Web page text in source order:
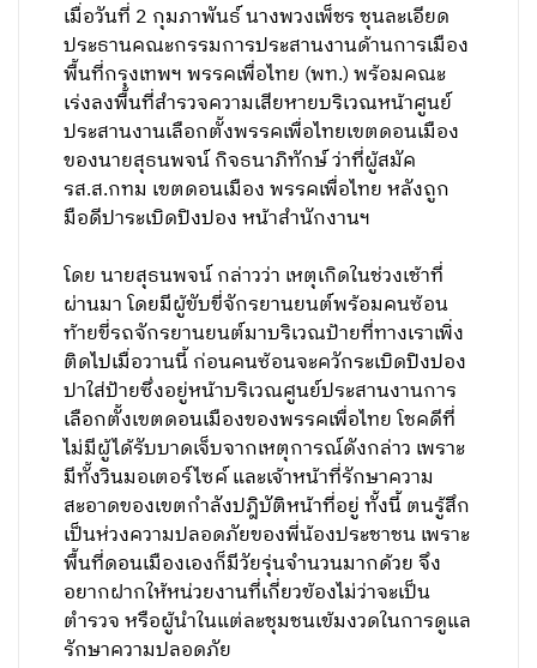
เมื่อวันที่ 2 กุมภาพันธ์ นางพวงเพ็ชร ชุนละเอียด
ประธานคณะกรรมการประสานงานด้านการเมือง
พื้นที่กรุงเทพฯ พรรคเพื่อไทย (พท.) พร้อมคณะ
เร่งลงพื้นที่สำรวจความเสียหายบริเวณหน้าศูนย์
ประสานงานเลือกตั้งพรรคเพื่อไทยเขตดอนเมือง
ของนายสุธนพจน์ กิจธนาภิทักษ์ ว่าที่ผู้สมัค
รส.ส.กทม เขตดอนเมือง พรรคเพื่อไทย หลังถูก
มือดีปาระเบิดปิงปอง หน้าสำนักงานฯ
โดย นายสุธนพจน์ กล่าวว่า เหตุเกิดในช่วงเช้าที่
ผ่านมา โดยมีผู้ขับขี่จักรยานยนต์พร้อมคนซ้อน
ท้ายขี่รถจักรยานยนต์มาบริเวณป้ายที่ทางเราเพิ่ง
ติดไปเมื่อวานนี้ ก่อนคนซ้อนจะควักระเบิดปิงปอง
ปาใส่ป้ายซึ่งอยู่หน้าบริเวณศูนย์ประสานงานการ
เลือกตั้งเขตดอนเมืองของพรรคเพื่อไทย โชคดีที่
ไม่มีผู้ได้รับบาดเจ็บจากเหตุการณ์ดังกล่าว เพราะ
มีทั้งวินมอเตอร์ไซค์ และเจ้าหน้าที่รักษาความ
สะอาดของเขตกำลังปฎิบัติหน้าที่อยู่ ทั้งนี้ ตนรู้สึก
เป็นห่วงความปลอดภัยของพี่น้องประชาชน เพราะ
พื้นที่ดอนเมืองเองก็มีวัยรุ่นจำนวนมากด้วย จึง
อยากฝากให้หน่วยงานที่เกี่ยวข้องไม่ว่าจะเป็น
ตำรวจ หรือผู้นำในแต่ละชุมชนเข้มงวดในการดูแล
รักษาความปลอดภัย